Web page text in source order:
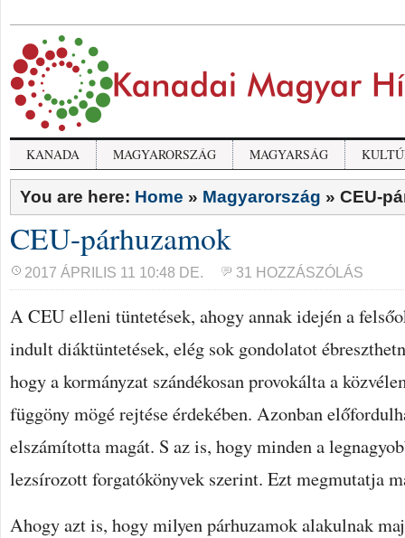
KANADA MAGYARORSZÁG MAGYARSÁG
You are here: Home » Magyarország » CEU-
CEU-párhuzamok
2017 ÁPRILIS 11 10:48 DE. 31 HOZZÁSZÓLÁS
A CEU elleni tüntetések, ahogy annak idején a
indult diáktüntetések, elég sok gondolatot
hogy a kormányzat szándékosan provokálta a
függöny mögé rejtése érdekében. Azonban
elszámította magát. S az is, hogy minden a
lezsírozott forgatókönyvek szerint. Ezt megmutatja
Ahogy azt is, hogy milyen párhuzamok alakulnak